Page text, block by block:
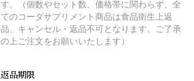
す。（個数やセット数、価格帯に関わらず、全
てのコーダサプリメント商品は食品衛生上返
品、キャンセル・返品不可となります。ご了承
の上ご注文をお願いいたします）
返品期限